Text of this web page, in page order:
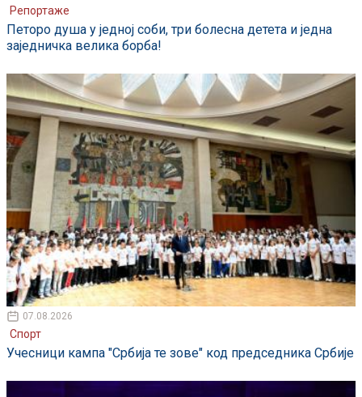
Репортаже
Петоро душа у једној соби, три болесна детета и једна
заједничка велика борба!
07.08.2026
Спорт
Учесници кампа "Србија те зове" код председника Србије